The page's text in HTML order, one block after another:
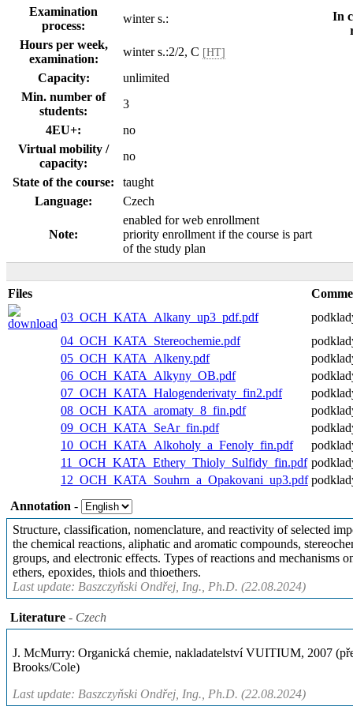
Examination
process:
winter s.:
Hours per week,
examination:
winter s.:2/2, C [HT]
Capacity:
unlimited
Min. number of
students:
3
4EU+:
no
Virtual mobility /
capacity:
no
State of the course:
taught
Language:
Czech
Note:
enabled for web enrollment
priority enrollment if the course is part
of the study plan
In
Files
03_OCH_KATA_Alkany_up3_pdf.pdf
04_OCH_KATA_Stereochemie.pdf
05_OCH_KATA_Alkeny.pdf
06_OCH_KATA_Alkyny_OB.pdf
07_OCH_KATA_Halogenderivaty_fin2.pdf
08_OCH_KATA_aromaty_8_fin.pdf
09_OCH_KATA_SeAr_fin.pdf
10_OCH_KATA_Alkoholy_a_Fenoly_fin.pdf
11_OCH_KATA_Ethery_Thioly_Sulfidy_fin.pdf
12_OCH_KATA_Souhrn_a_Opakovani_up3.pdf
Annotation -
Structure, classification, nomenclature, and reactivity of selected
the chemical reactions, aliphatic and aromatic compounds,
groups, and electronic effects. Types of reactions and mechanisms
ethers, epoxides, thiols and thioethers.
Last update: Baszczyňski Ondřej, Ing., Ph.D. (22.08.2024)
Literature - Czech
J. McMurry: Organická chemie, nakladatelství VUITIUM, 2007
Brooks/Cole)
Last update: Baszczyňski Ondřej, Ing., Ph.D. (22.08.2024)